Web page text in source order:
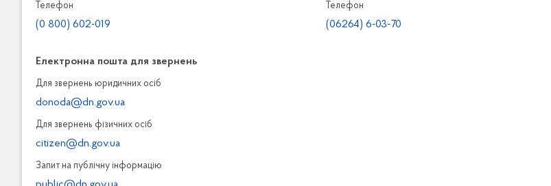
Телефон
(0 800) 602-019
Телефон
(06264) 6-03-70
Електронна пошта для звернень
Для звернень юридичних осiб
donoda@dn.gov.ua
Для звернень фізичних осiб
citizen@dn.gov.ua
Запит на публiчну інформацiю